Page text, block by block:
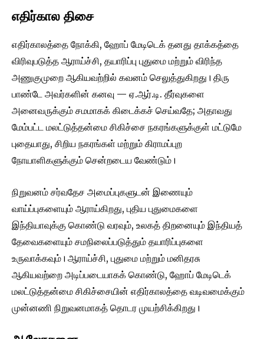
எதிர்கால திசை
எதிர்காலத்தை நோக்கி, ஹோப் மேடிடெக் தனது தாக்கத்தை
விரிவுபடுத்த ஆராய்ச்சி, தயாரிப்பு புதுமை மற்றும் விரிந்த
அணுகுமுறை ஆகியவற்றில் கவனம் செலுத்துகிறது। திரு
பாண்டே அவர்களின் கனவு — ஏ.ஆர்.டி. தீர்வுகளை
அனைவருக்கும் சமமாகக் கிடைக்கச் செய்வதே; அதாவது
மேம்பட்ட மலட்டுத்தன்மை சிகிச்சை நகரங்களுக்குள் மட்டுமே
புதையாது, சிறிய நகரங்கள் மற்றும் கிராமப்புற
நோயாளிகளுக்கும் சென்றடைய வேண்டும்।
நிறுவனம் சர்வதேச அமைப்புகளுடன் இணையும்
வாய்ப்புகளையும் ஆராய்கிறது, புதிய புதுமைகளை
இந்தியாவுக்கு கொண்டு வரவும், உலகத் திறனையும் இந்தியத்
தேவைகளையும் சமநிலைப்படுத்தும் தயாரிப்புகளை
உருவாக்கவும்। ஆராய்ச்சி, புதுமை மற்றும் மனிதரசு
ஆகியவற்றை அடிப்படையாகக் கொண்டு, ஹோப் மேடிடெக்
மலட்டுத்தன்மை சிகிச்சையின் எதிர்காலத்தை வடிவமைக்கும்
முன்னணி நிறுவனமாகத் தொடர முயற்சிக்கிறது।